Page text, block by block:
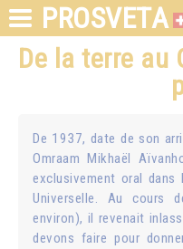
PROSVETA
De la terre au
De 1937, date de son
Omraam Mikhaël
exclusivement oral dans
Universelle. Au cours
environ), il revenait
devons faire pour